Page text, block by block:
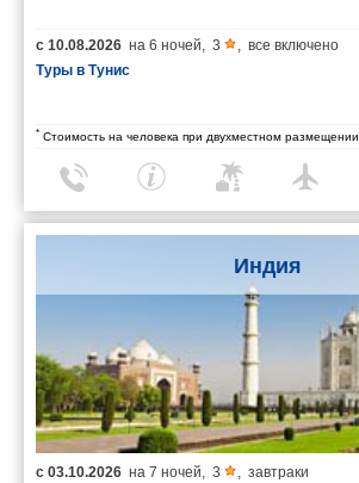
с 10.08.2026 на 6 ночей, 3 , все включено
Туры в Тунис
* Стоимость на человека при двухместном размещении
Индия
с 03.10.2026 на 7 ночей, 3 , завтраки